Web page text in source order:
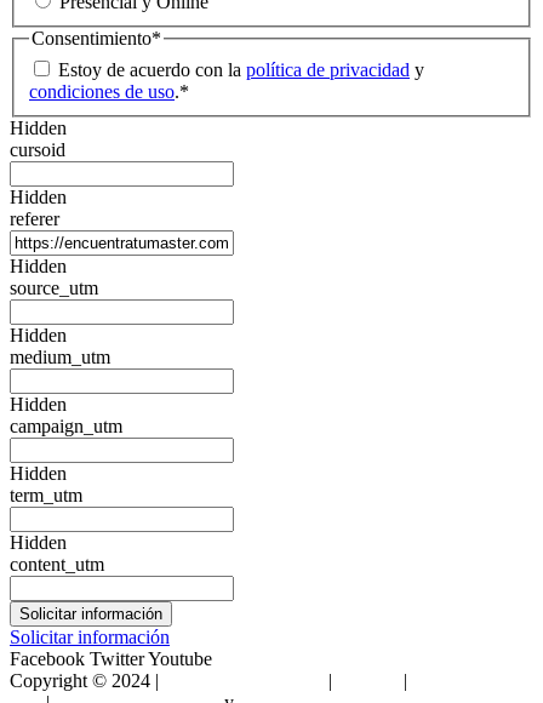
Consentimiento*
Estoy de acuerdo con la política de privacidad y
condiciones de uso.*
Hidden
cursoid
Hidden
referer
Hidden
source_utm
Hidden
medium_utm
Hidden
campaign_utm
Hidden
term_utm
Hidden
content_utm
Solicitar información
Facebook TwitterYoutube
Copyright © 2024 |
| |